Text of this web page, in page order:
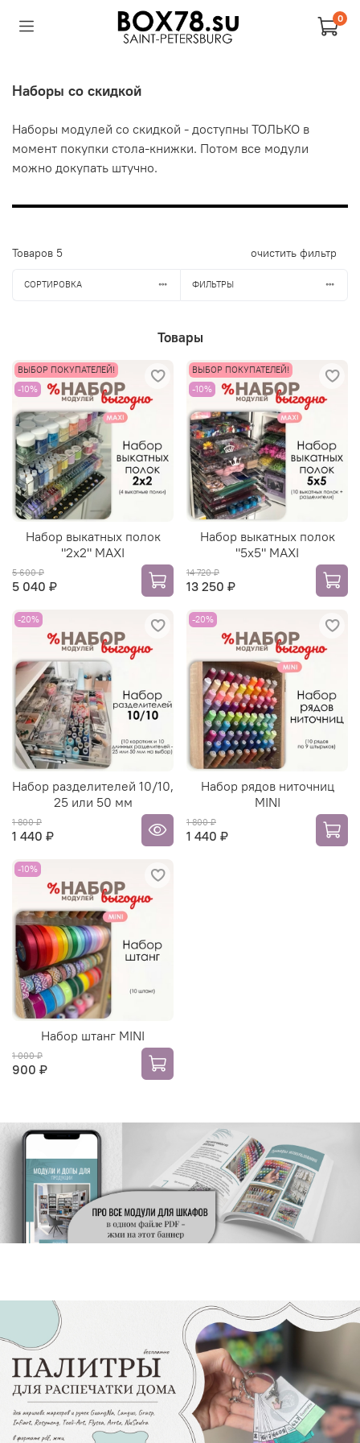
0
Наборы со скидкой
Наборы модулей со скидкой - доступны ТОЛЬКО в
момент покупки стола-книжки. Потом все модули
можно докупать штучно.
Товаров 5 очистить фильтр
СОРТИРОВКА ФИЛЬТРЫ
Товары
ВЫБОР ПОКУПАТЕЛЕЙ!
-10%
Набор выкатных полок
"2х2" MAXI
5 600 ₽
5 040 ₽
ВЫБОР ПОКУПАТЕЛЕЙ!
-10%
Набор выкатных полок
"5х5" MAXI
14 720 ₽
13 250 ₽
-20%
Набор разделителей 10/10,
25 или 50 мм
1 800 ₽
1 440 ₽
-20%
Набор рядов ниточниц
MINI
1 800 ₽
1 440 ₽
-10%
Набор штанг MINI
1 000 ₽
900 ₽